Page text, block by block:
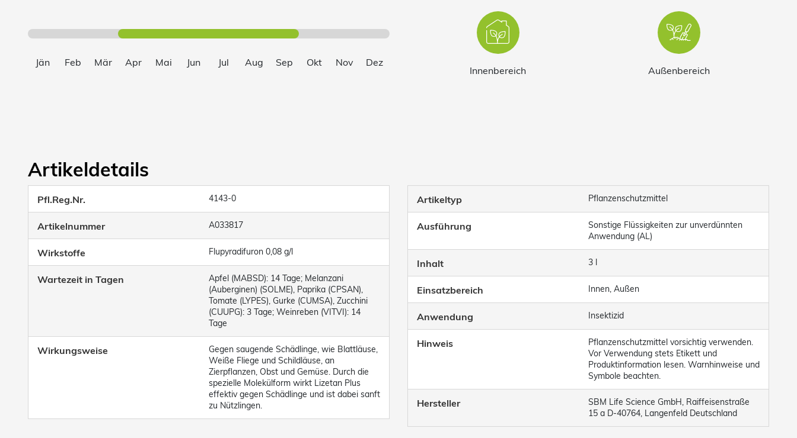
Jän Feb Mär Apr Mai Jun Jul Aug Sep Okt Nov Dez
Innen­bereich Außenbereich
Artikeldetails
Pfl.Reg.Nr. 4143-0
Artikelnummer A033817
Wirkstoffe Flupyradifuron 0,08 g/l
Wartezeit in Tagen
Apfel (MABSD): 14 Tage; Melanzani
(Auberginen) (SOLME), Paprika (CPSAN),
Tomate (LYPES), Gurke (CUMSA), Zucchini
(CUUPG): 3 Tage; Weinreben (VITVI): 14
Tage
Wirkungsweise
Gegen saugende Schädlinge, wie Blattläuse,
Weiße Fliege und Schildläuse, an
Zierpflanzen, Obst und Gemüse. Durch die
spezielle Molekülform wirkt Lizetan Plus
effektiv gegen Schädlinge und ist dabei sanft
zu Nützlingen.
Artikeltyp Pflanzenschutzmittel
Ausführung
Sonstige Flüssigkeiten zur unverdünnten
Anwendung (AL)
Inhalt 3 l
Einsatzbereich Innen, Außen
Anwendung Insektizid
Hinweis
Pflanzenschutzmittel vorsichtig verwenden.
Vor Verwendung stets Etikett und
Produktinformation lesen. Warnhinweise und
Symbole beachten.
Hersteller
SBM Life Science GmbH, Raiffeisenstraße
15 a D-40764, Langenfeld Deutschland